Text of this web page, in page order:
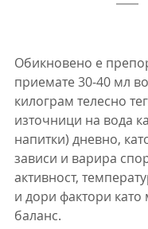
Обикновено е
приемате 30-40 мл
килограм телесно
източници на вода
напитки) дневно,
зависи и варира
активност,
и дори фактори
баланс.